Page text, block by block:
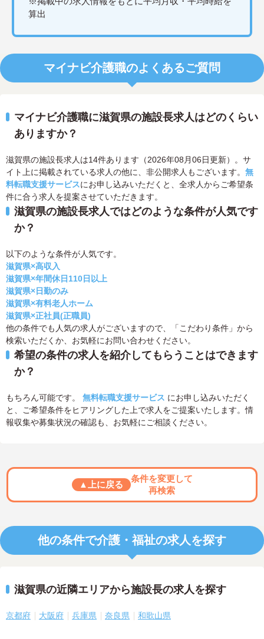
算出
マイナビ介護職のよくあるご質問
マイナビ介護職に滋賀県の施設長求人はどのくらい
ありますか？
滋賀県の施設長求人は14件あります（2026年08月06日更新）。サ
イト上に掲載されている求人の他に、非公開求人もございます。 無
料転職支援サービスにお申し込みいただくと、全求人からご希望条
件に合う求人を提案させていただきます。
滋賀県の施設長求人ではどのような条件が人気です
か？
以下のような条件が人気です。
滋賀県×高収入
滋賀県×年間休日110日以上
滋賀県×日勤のみ
滋賀県×有料老人ホーム
滋賀県×正社員(正職員)
他の条件でも人気の求人がございますので、「こだわり条件」から
検索いただくか、お気軽にお問い合わせください。
希望の条件の求人を紹介してもらうことはできます
か？
もちろん可能です。 無料転職支援サービス にお申し込みいただく
と、ご希望条件をヒアリングした上で求人をご提案いたします。情
報収集や募集状況の確認も、お気軽にご相談ください。
▲上に戻る
条件を変更して
再検索
他の条件で介護・福祉の求人を探す
滋賀県の近隣エリアから施設長の求人を探す
京都府 大阪府 兵庫県 奈良県 和歌山県